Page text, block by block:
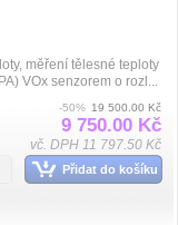
měření tělesné teploty
VOx senzorem o rozl...
-50% 19 500.00 Kč
9 750.00 Kč
vč. DPH 11 797.50 Kč
Přidat do košíku